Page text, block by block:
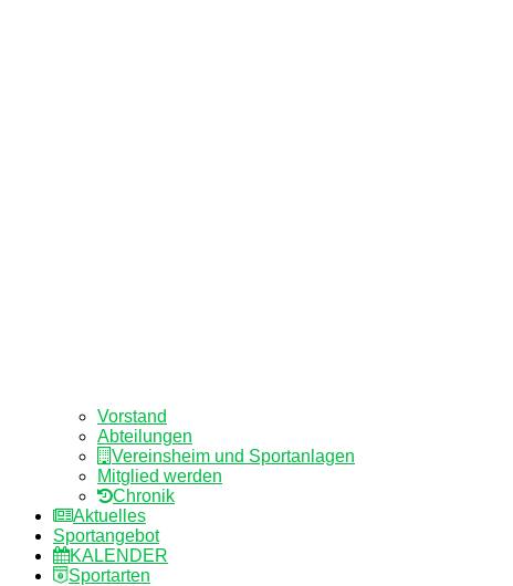
Vorstand
Abteilungen
Vereinsheim und Sportanlagen
Mitglied werden
Chronik
Aktuelles
Sportangebot
KALENDER
Sportarten